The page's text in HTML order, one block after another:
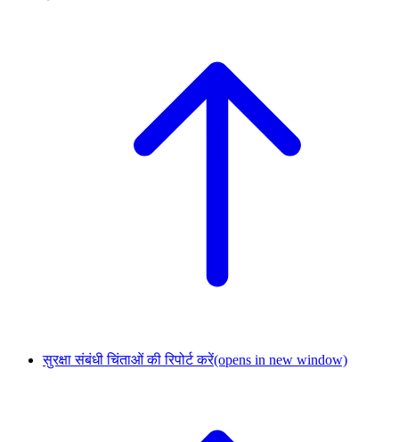
सुरक्षा संबंधी चिंताओं की रिपोर्ट करें(opens in new window)